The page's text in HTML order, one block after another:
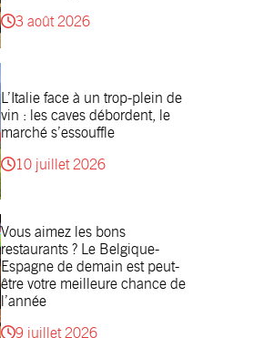
3 août 2026
L’Italie face à un trop-plein de
vin : les caves débordent, le
marché s’essouffle
10 juillet 2026
Vous aimez les bons
restaurants ? Le Belgique-
Espagne de demain est peut-
être votre meilleure chance de
l’année
9 juillet 2026